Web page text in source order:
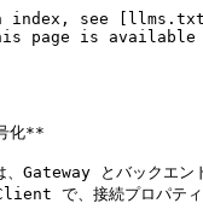
index, see
page is
化**
、Gateway とバック
で、接続プロパテ